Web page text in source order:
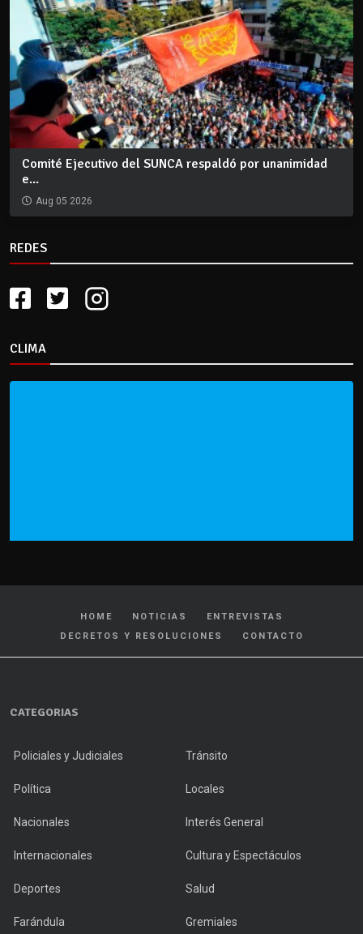
Comité Ejecutivo del SUNCA respaldó por unanimidad
e...
Aug 05 2026
REDES
CLIMA
HOME NOTICIAS
ENTREVISTAS
DECRETOS Y RESOLUCIONES
CONTACTO
CATEGORIAS
Policiales y Judiciales Tránsito
Política Locales
Nacionales Interés General
Internacionales Cultura y Espectáculos
Deportes Salud
Farándula Gremiales